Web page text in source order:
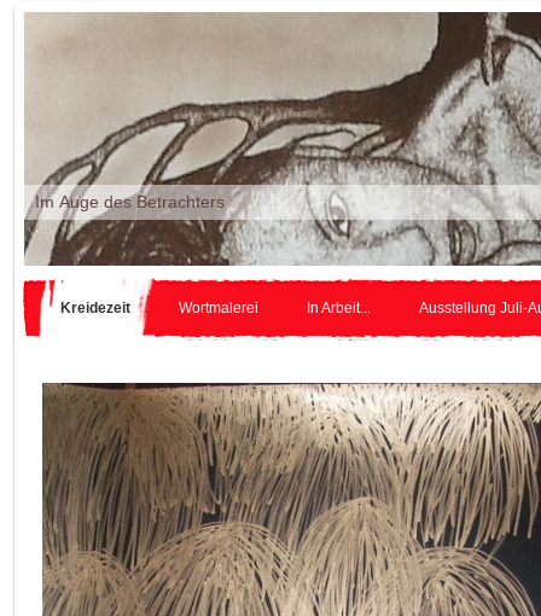
Im Auge des
Kreidezeit Wortmalerei In Arbeit... Ausstellung Juli-